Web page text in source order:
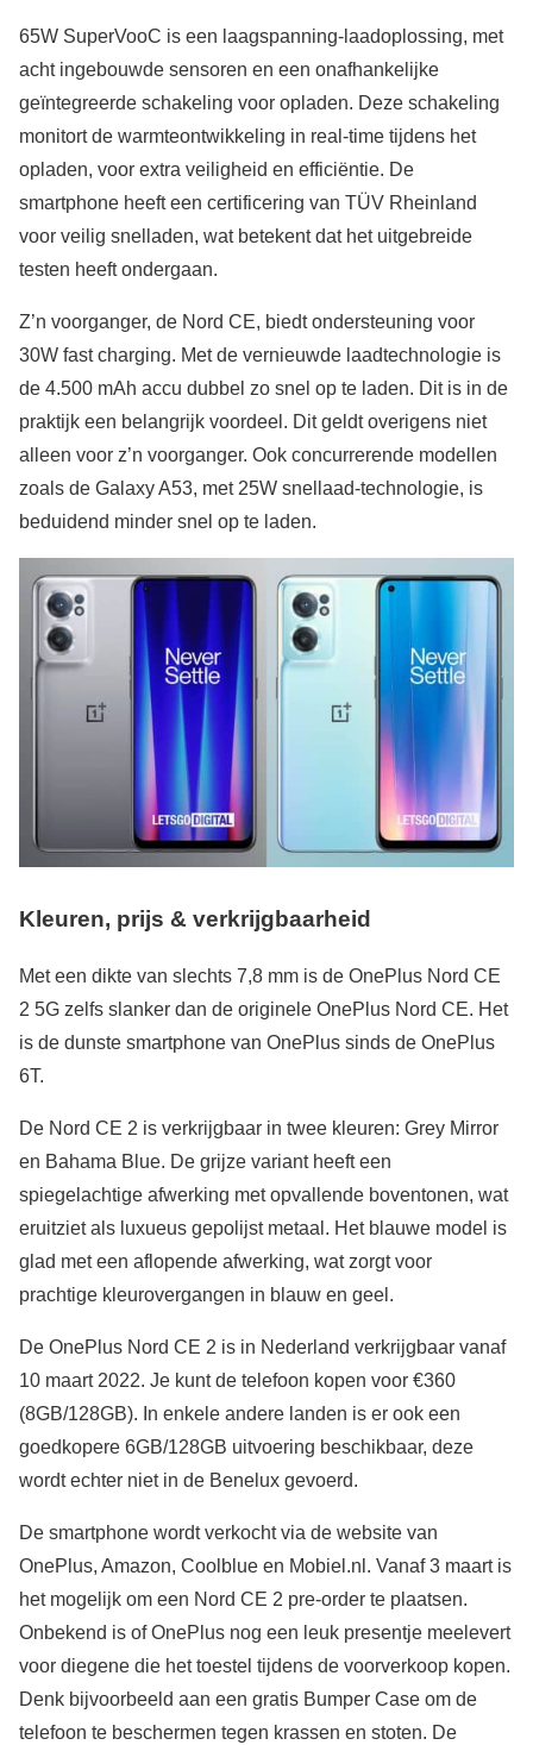
65W SuperVooC is een laagspanning-laadoplossing, met
acht ingebouwde sensoren en een onafhankelijke
geïntegreerde schakeling voor opladen. Deze schakeling
monitort de warmteontwikkeling in real-time tijdens het
opladen, voor extra veiligheid en efficiëntie. De
smartphone heeft een certificering van TÜV Rheinland
voor veilig snelladen, wat betekent dat het uitgebreide
testen heeft ondergaan.
Z’n voorganger, de Nord CE, biedt ondersteuning voor
30W fast charging. Met de vernieuwde laadtechnologie is
de 4.500 mAh accu dubbel zo snel op te laden. Dit is in de
praktijk een belangrijk voordeel. Dit geldt overigens niet
alleen voor z’n voorganger. Ook concurrerende modellen
zoals de Galaxy A53, met 25W snellaad-technologie, is
beduidend minder snel op te laden.
Kleuren, prijs & verkrijgbaarheid
Met een dikte van slechts 7,8 mm is de OnePlus Nord CE
2 5G zelfs slanker dan de originele OnePlus Nord CE. Het
is de dunste smartphone van OnePlus sinds de OnePlus
6T.
De Nord CE 2 is verkrijgbaar in twee kleuren: Grey Mirror
en Bahama Blue. De grijze variant heeft een
spiegelachtige afwerking met opvallende boventonen, wat
eruitziet als luxueus gepolijst metaal. Het blauwe model is
glad met een aflopende afwerking, wat zorgt voor
prachtige kleurovergangen in blauw en geel.
De OnePlus Nord CE 2 is in Nederland verkrijgbaar vanaf
10 maart 2022. Je kunt de telefoon kopen voor €360
(8GB/128GB). In enkele andere landen is er ook een
goedkopere 6GB/128GB uitvoering beschikbaar, deze
wordt echter niet in de Benelux gevoerd.
De smartphone wordt verkocht via de website van
OnePlus, Amazon, Coolblue en Mobiel.nl. Vanaf 3 maart is
het mogelijk om een Nord CE 2 pre-order te plaatsen.
Onbekend is of OnePlus nog een leuk presentje meelevert
voor diegene die het toestel tijdens de voorverkoop kopen.
Denk bijvoorbeeld aan een gratis Bumper Case om de
telefoon te beschermen tegen krassen en stoten. De